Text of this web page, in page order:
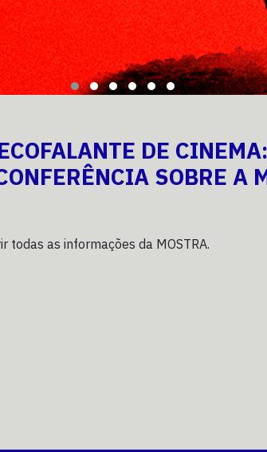
DE
SOBRE A
todas as informações da MOSTRA.